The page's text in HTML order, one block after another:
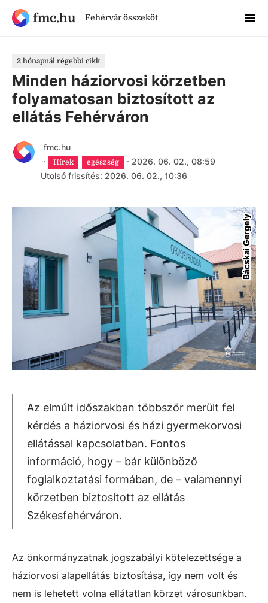
fmc.hu Fehérvár összeköt
2 hónapnál régebbi cikk
Minden háziorvosi körzetben
folyamatosan biztosított az
ellátás Fehérváron
fmc.hu
·
Hírek egészség · 2026. 06. 02., 08:59
Utolsó frissítés: 2026. 06. 02., 10:36
Bácskai Gergely
Az elmúlt időszakban többször merült fel
kérdés a háziorvosi és házi gyermekorvosi
ellátással kapcsolatban. Fontos
információ, hogy – bár különböző
foglalkoztatási formában, de – valamennyi
körzetben biztosított az ellátás
Székesfehérváron.
Az önkormányzatnak jogszabályi kötelezettsége a
háziorvosi alapellátás biztosítása, így nem volt és
nem is lehetett volna ellátatlan körzet városunkban.